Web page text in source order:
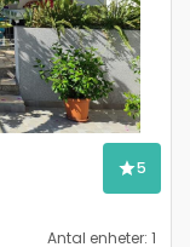
5
Antal enheter: 1